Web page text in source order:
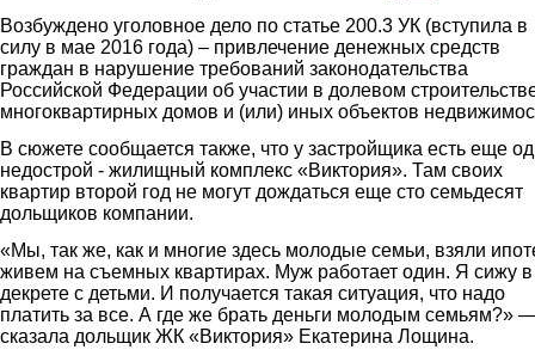
Возбуждено уголовное дело по статье 200.3 УК (вступила в
силу в мае 2016 года) – привлечение денежных средств
граждан в нарушение требований законодательства
Российской Федерации об участии в долевом
многоквартирных домов и (или) иных объектов
В сюжете сообщается также, что у застройщика есть еще
недострой - жилищный комплекс «Виктория». Там своих
квартир второй год не могут дождаться еще сто семьдесят
дольщиков компании.
«Мы, так же, как и многие здесь молодые семьи, взяли
живем на съемных квартирах. Муж работает один. Я сижу в
декрете с детьми. И получается такая ситуация, что надо
платить за все. А где же брать деньги молодым семьям?»
сказала дольщик ЖК «Виктория» Екатерина Лощина.